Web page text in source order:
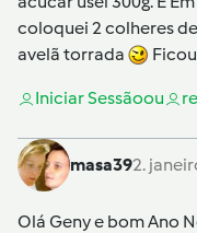
coloquei 2 colheres
avelã torrada
Ficou
Iniciar Sessãoou
masa392.
Olá Geny e bom Ano